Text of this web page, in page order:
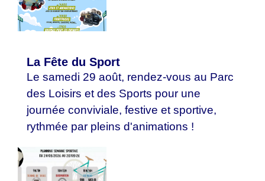
La Fête du Sport
Le samedi 29 août, rendez-vous au Parc
des Loisirs et des Sports pour une
journée conviviale, festive et sportive,
rythmée par pleins d'animations !